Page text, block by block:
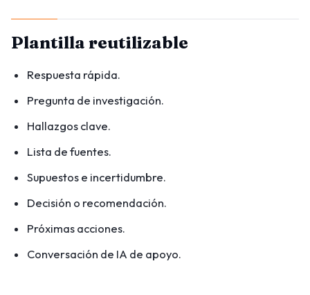
Plantilla reutilizable
Respuesta rápida.
Pregunta de investigación.
Hallazgos clave.
Lista de fuentes.
Supuestos e incertidumbre.
Decisión o recomendación.
Próximas acciones.
Conversación de IA de apoyo.